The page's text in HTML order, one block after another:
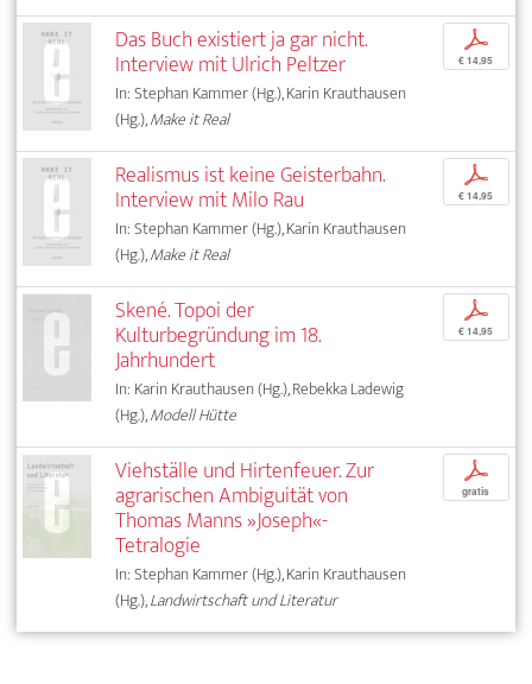
Das Buch existiert ja gar nicht.
Interview mit Ulrich Peltzer
In: Stephan Kammer (Hg.), Karin Krauthausen
(Hg.),Make it Real
p
€ 14,95
Realismus ist keine Geisterbahn.
Interview mit Milo Rau
In: Stephan Kammer (Hg.), Karin Krauthausen
(Hg.),Make it Real
p
€ 14,95
Skené. Topoi der
Kulturbegründung im 18.
Jahrhundert
In: Karin Krauthausen (Hg.), Rebekka Ladewig
(Hg.),Modell Hütte
p
€ 14,95
Viehställe und Hirtenfeuer. Zur
agrarischen Ambiguität von
Thomas Manns »Joseph«-
Tetralogie
In: Stephan Kammer (Hg.), Karin Krauthausen
(Hg.),Landwirtschaft und Literatur
p
gratis